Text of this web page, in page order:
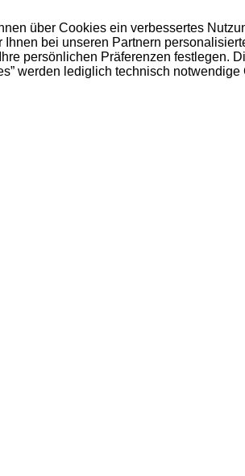
über Cookies ein verbessertes
bei unseren Partnern
persönlichen Präferenzen festlegen.
werden lediglich technisch